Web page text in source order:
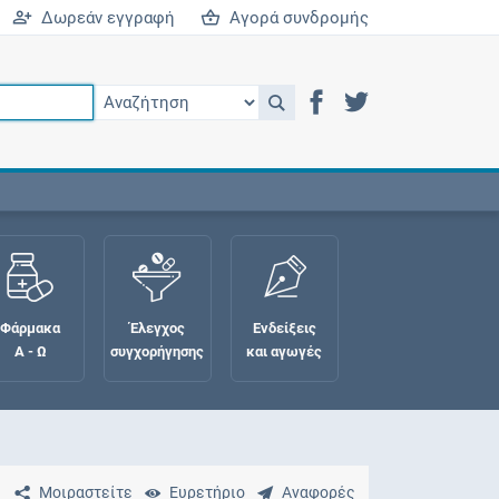
Δωρεάν εγγραφή Αγορά συνδρομής
Φάρμακα
Α - Ω
Έλεγχος
συγχορήγησης
Ενδείξεις
και αγωγές
Μοιραστείτε Ευρετήριο Αναφορές